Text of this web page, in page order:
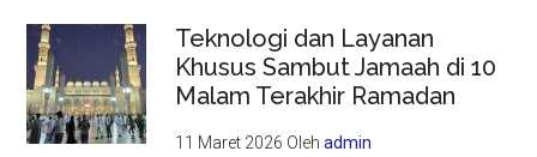
Teknologi dan Layanan
Khusus Sambut Jamaah di 10
Malam Terakhir Ramadan
11 Maret 2026 Olehadmin